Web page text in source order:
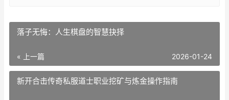
落子无悔：人生棋盘的智慧抉择
« 上一篇 2026-01-24
新开合击传奇私服道士职业挖矿与炼金操作指南